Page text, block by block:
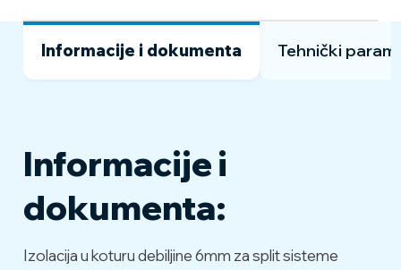
Informacije i dokumenta Tehnički
Informacije i
dokumenta:
Izolacija u koturu debiljine 6mm za split sisteme
λ=0,040 W/mK na 40°C prema normi
EN ISO 8497
klasa
PN-EN 13501-1: E